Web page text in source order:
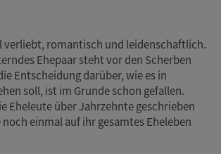
verliebt, romantisch und leidenschaftlich.
Ehepaar steht vor den Scherben
Entscheidung darüber, wie es in
soll, ist im Grunde schon gefallen.
Eheleute über Jahrzehnte geschrieben
noch einmal auf ihr gesamtes Eheleben